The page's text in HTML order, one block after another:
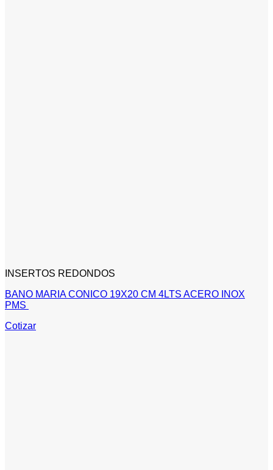
INSERTOS REDONDOS
BANO MARIA CONICO 19X20 CM 4LTS ACERO INOX
PMS
Cotizar